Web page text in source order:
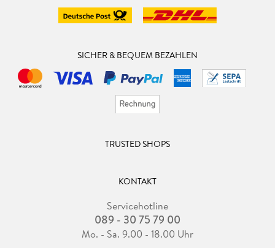
SICHER & BEQUEM BEZAHLEN
TRUSTED SHOPS
KONTAKT
Servicehotline
089 - 30 75 79 00
Mo. - Sa. 9.00 - 18.00 Uhr